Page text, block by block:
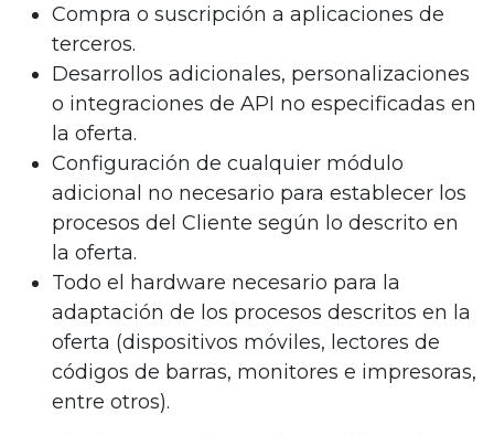
Compra o suscripción a aplicaciones de
terceros.
Desarrollos adicionales, personalizaciones
o integraciones de API no especificadas en
la oferta.
Configuración de cualquier módulo
adicional no necesario para establecer los
procesos del Cliente según lo descrito en
la oferta.
Todo el hardware necesario para la
adaptación de los procesos descritos en la
oferta (dispositivos móviles, lectores de
códigos de barras, monitores e impresoras,
entre otros).